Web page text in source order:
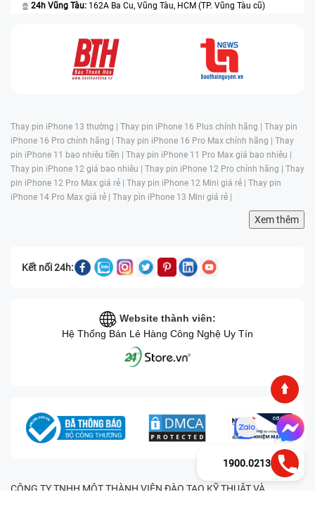
24h Vũng Tàu: 162A Ba Cu, Vũng Tàu, HCM (TP. Vũng Tàu cũ)
Thay pin iPhone 13 thường | Thay pin iPhone 16 Plus chính hãng | Thay pin
iPhone 16 Pro chính hãng | Thay pin iPhone 16 Pro Max chính hãng | Thay
pin iPhone 11 bao nhiêu tiền | Thay pin iPhone 11 Pro Max giá bao nhiêu |
Thay pin iPhone 12 giá bao nhiêu | Thay pin iPhone 12 Pro chính hãng | Thay
pin iPhone 12 Pro Max giá rẻ | Thay pin iPhone 12 Mini giá rẻ | Thay pin
iPhone 14 Pro Max giá rẻ | Thay pin iPhone 13 Mini giá rẻ |
Xem thêm
Kết nối 24h:
Website thành viên:
Hệ Thống Bán Lẻ Hàng Công Nghệ Uy Tín
CÔNG TY TNHH MỘT THÀNH VIÊN ĐÀO TẠO KỸ THUẬT VÀ
1900.0213